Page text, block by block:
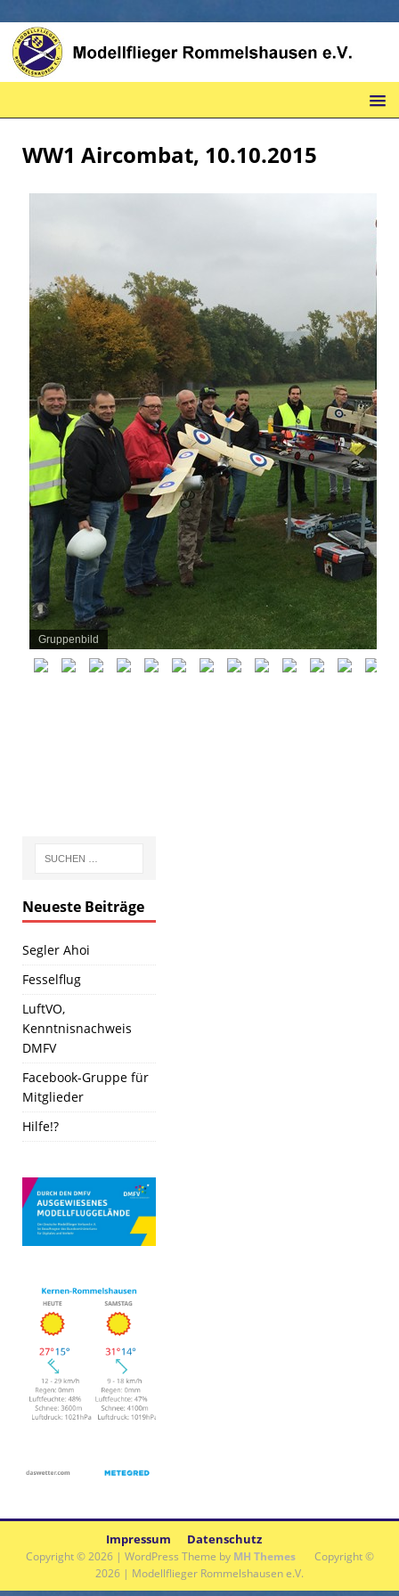
WW1 Aircombat, 10.10.2015
Neueste Beiträge
Segler Ahoi
Fesselflug
LuftVO,
Kenntnisnachweis
DMFV
Facebook-Gruppe für
Mitglieder
Hilfe!?
Impressum Datenschutz
Copyright © 2026 | WordPress Theme by MH ThemesCopyright ©
2026 | Modellflieger Rommelshausen e.V.